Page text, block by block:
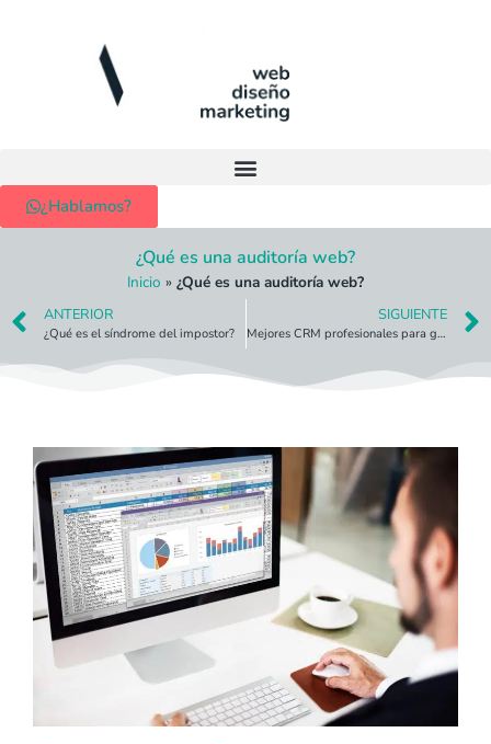
¿Hablamos?
¿Qué es una auditoría web?
Inicio » ¿Qué es una auditoría web?
ANTERIOR
¿Qué es el síndrome del impostor?
SIGUIENTE
Mejores CRM profesionales para gestionar tu empresa